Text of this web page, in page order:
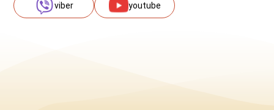
viber youtube